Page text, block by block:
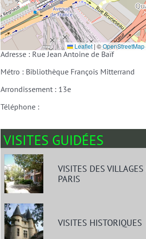
Leaflet | ©OpenStreetMap
Adresse : Rue Jean Antoine de Baïf
Métro : Bibliothèque François Mitterrand
Arrondissement : 13e
Téléphone :
VISITES GUIDÉES
VISITES DES VILLAGES
PARIS
VISITES HISTORIQUES